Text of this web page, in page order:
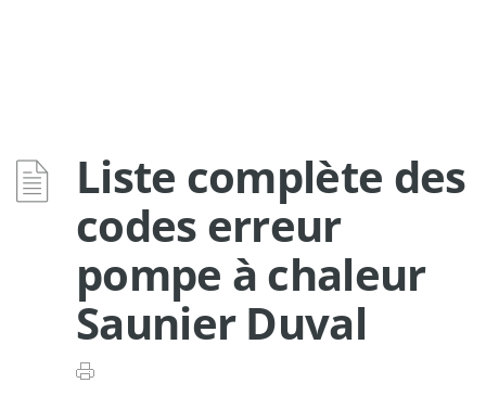
Liste complète des
codes erreur
pompe à chaleur
Saunier Duval